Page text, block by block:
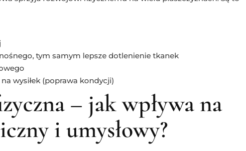
tym samym lepsze dotlenienie tkanek
wysiłek (poprawa kondycji)
– jak wpływa na
i umysłowy?